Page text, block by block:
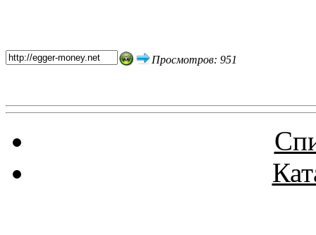
Просмотров: 951